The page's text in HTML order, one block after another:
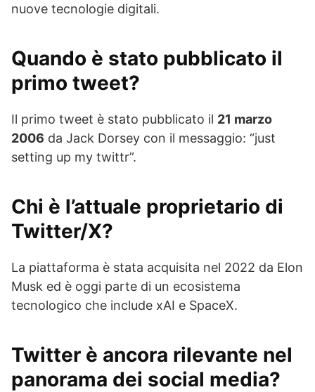
nuove tecnologie digitali.
Quando è stato pubblicato il
primo tweet?
Il primo tweet è stato pubblicato il 21 marzo
2006 da Jack Dorsey con il messaggio: “just
setting up my twittr”.
Chi è l’attuale proprietario di
Twitter/X?
La piattaforma è stata acquisita nel 2022 da Elon
Musk ed è oggi parte di un ecosistema
tecnologico che include xAI e SpaceX.
Twitter è ancora rilevante nel
panorama dei social media?